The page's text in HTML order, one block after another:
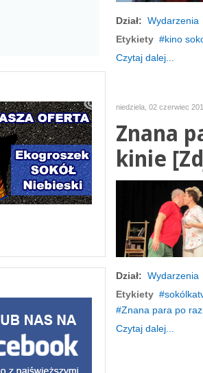
Dział: Wydarzenia
Etykiety
kino
Czytaj dalej...
niedziela, 02 czerwiec
Znana
kinie
Dział: Wydarzenia
Etykiety
Znana para po
Czytaj dalej...